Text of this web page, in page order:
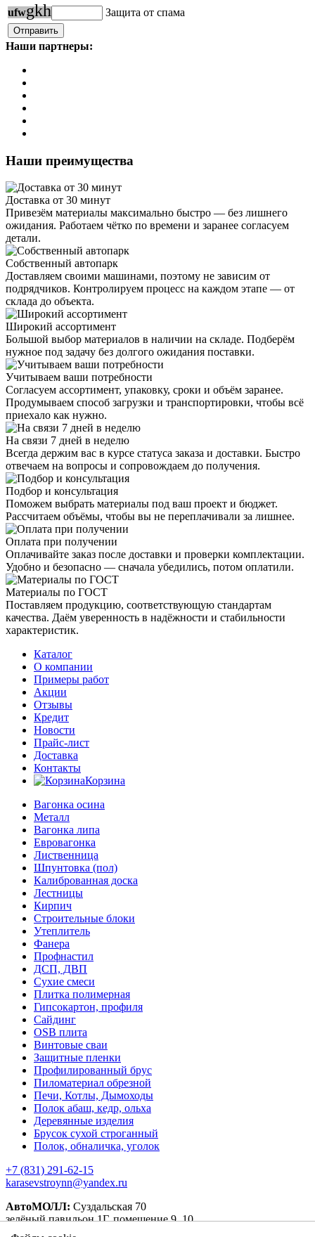
ufwgkh Защита от спама
Наши партнеры:
Наши преимущества
Доставка от 30 минут
Привезём материалы максимально быстро — без лишнего
ожидания. Работаем чётко по времени и заранее согласуем
детали.
Собственный автопарк
Доставляем своими машинами, поэтому не зависим от
подрядчиков. Контролируем процесс на каждом этапе — от
склада до объекта.
Широкий ассортимент
Большой выбор материалов в наличии на складе. Подберём
нужное под задачу без долгого ожидания поставки.
Учитываем ваши потребности
Согласуем ассортимент, упаковку, сроки и объём заранее.
Продумываем способ загрузки и транспортировки, чтобы всё
приехало как нужно.
На связи 7 дней в неделю
Всегда держим вас в курсе статуса заказа и доставки. Быстро
отвечаем на вопросы и сопровождаем до получения.
Подбор и консультация
Поможем выбрать материалы под ваш проект и бюджет.
Рассчитаем объёмы, чтобы вы не переплачивали за лишнее.
Оплата при получении
Оплачивайте заказ после доставки и проверки комплектации.
Удобно и безопасно — сначала убедились, потом оплатили.
Материалы по ГОСТ
Поставляем продукцию, соответствующую стандартам
качества. Даём уверенность в надёжности и стабильности
характеристик.
Каталог
О компании
Примеры работ
Акции
Отзывы
Кредит
Новости
Прайс-лист
Доставка
Контакты
Корзина
Вагонка осина
Металл
Вагонка липа
Евровагонка
Лиственница
Шпунтовка (пол)
Калиброванная доска
Лестницы
Кирпич
Строительные блоки
Утеплитель
Фанера
Профнастил
ДСП, ДВП
Сухие смеси
Плитка полимерная
Гипсокартон, профиля
Сайдинг
OSB плита
Винтовые сваи
Защитные пленки
Профилированный брус
Пиломатериал обрезной
Печи, Котлы, Дымоходы
Полок абаш, кедр, ольха
Деревянные изделия
Брусок сухой строганный
Полок, обналичка, уголок
+7 (831) 291-62-15
karasevstroynn@yandex.ru
АвтоМОЛЛ: Суздальская 70
зелёный павильон 1Г, помещение 9, 10.
оранжевый павильон 4А, пом. 1, 10.